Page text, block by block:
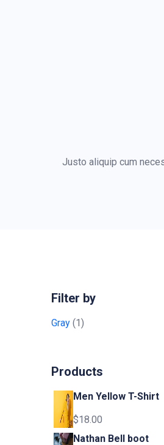
Justo aliquip cum
Filter by
Gray (1)
Products
Men Yellow T-Shirt
$18.00
Nathan Bell boot